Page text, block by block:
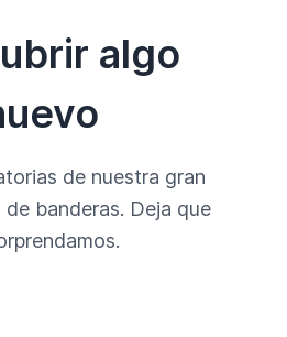
algo
de nuestra gran
banderas. Deja que